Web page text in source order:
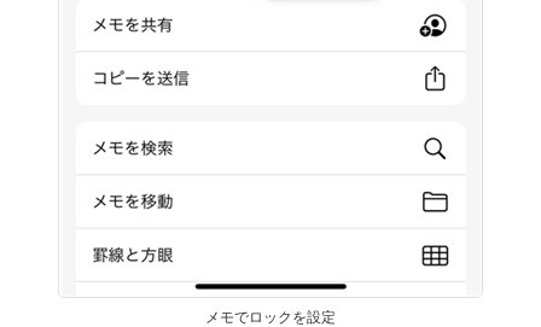
メモでロックを設定